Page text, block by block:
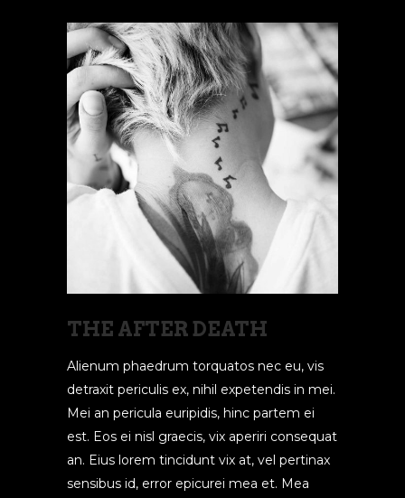
THE AFTER DEATH
Alienum phaedrum torquatos nec eu, vis
detraxit periculis ex, nihil expetendis in mei.
Mei an pericula euripidis, hinc partem ei
est. Eos ei nisl graecis, vix aperiri consequat
an. Eius lorem tincidunt vix at, vel pertinax
sensibus id, error epicurei mea et. Mea